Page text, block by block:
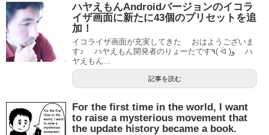
ハヤえもんAndroidバージョンのイコラ
イザ画面に新たに43個のプリセットを追
加！
イコライザ画面が充実してきた おはようございま
す♪ ハヤえもん開発者のりょーたです٩( ᐛ )و ハ
ヤえもん...
記事を読む
For the first time in the world, I want
to raise a mysterious movement that
the update history became a book.